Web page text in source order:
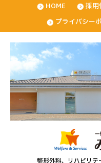
HOME 採用
プライバシー
整形外科、リハビリ